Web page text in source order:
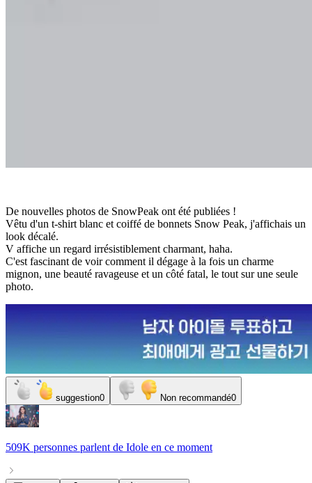
De nouvelles photos de SnowPeak ont ​​été publiées !
Vêtu d'un t-shirt blanc et coiffé de bonnets Snow Peak, j'affichais un
look décalé.
V affiche un regard irrésistiblement charmant, haha.
C'est fascinant de voir comment il dégage à la fois un charme
mignon, une beauté ravageuse et un côté fatal, le tout sur une seule
photo.
suggestion0 Non recommandé0
509K personnes parlent de Idole en ce moment